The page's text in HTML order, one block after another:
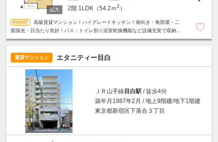
2階 1LDK（54.2ｍ2 ）
高級賃貸マンション！ハイグレードキッチン！南向き・角部屋・二
面採光・日当たり良好！バス・トイレ別☆浴室乾燥機能など設備充実で収納力
賃貸マンション エタニティー目白
ＪＲ山手線目白駅 / 徒歩4分
築年月1987年2月 / 地上9階建/地下1階建
東京都新宿区下落合３丁目